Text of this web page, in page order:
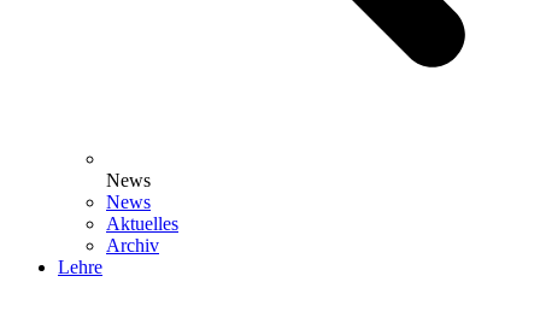
News
News
Aktuelles
Archiv
Lehre